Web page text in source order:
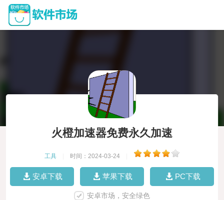
火橙加速器免费永久加速
工具 时间：2024-03-24
安卓下载 苹果下载 PC下载
安卓市场，安全绿色